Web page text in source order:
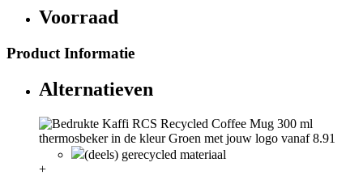
Voorraad
Product Informatie
Alternatieven
(deels) gerecycled materiaal
+